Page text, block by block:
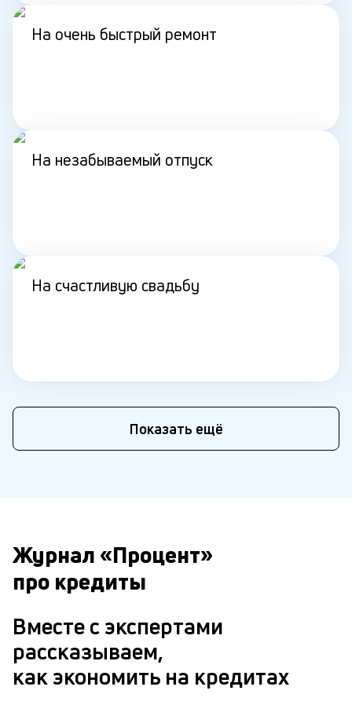
На очень быстрый ремонт
На незабываемый отпуск
На счастливую свадьбу
Показать ещё
Журнал «Процент»
про кредиты
Вместе с экспертами
рассказываем,
как экономить на кредитах